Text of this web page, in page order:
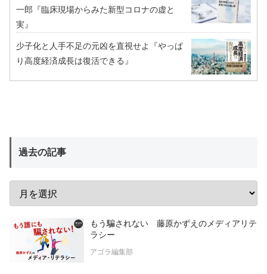
一郎『臨床現場からみた新型コロナの虚と
実』
少子化と人手不足の元凶を直視せよ『やっぱ
り高度経済成長は復活できる』
過去の記事
もう騙されない 藤原かずえのメディアリテ
ラシー
アゴラ編集部